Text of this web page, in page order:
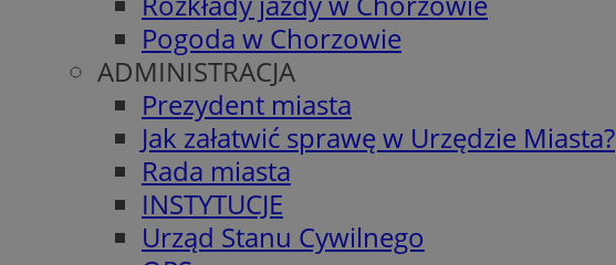
Pogoda w Chorzowie
ADMINISTRACJA
Prezydent miasta
Jak załatwić sprawę w Urzędzie Miasta?
Rada miasta
INSTYTUCJE
Urząd Stanu Cywilnego